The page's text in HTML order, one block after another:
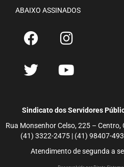
ABAIXO ASSINADOS
Sindicato dos Servidores
Rua Monsenhor Celso, 225 –
(41) 3322-2475 | (41) 98407-
Atendimento de segunda a